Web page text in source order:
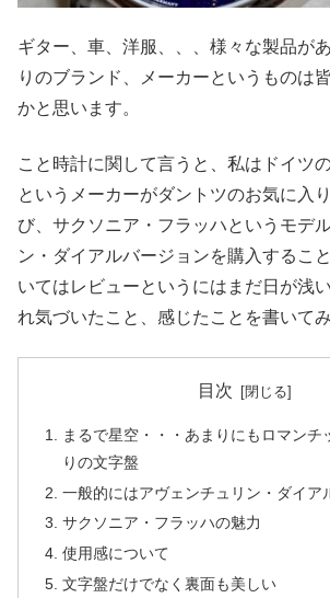
ギター、車、洋服、、、様々な製品が
りのブランド、メーカーというものは
かと思います。
こと時計に関して言うと、私はドイツ
というメーカーがダントツのお気に入
び、サクソニア・フラッハというモデ
ン・ダイアルバージョンを購入するこ
いてはレビューというにはまだ日が浅
れ気づいたこと、感じたことを書いて
目次
まるで星空・・・あまりにもロマンチ
りの文字盤
一般的にはアヴェンチュリン・ダイア
サクソニア・フラッハの魅力
使用感について
文字盤だけでなく裏面も美しい